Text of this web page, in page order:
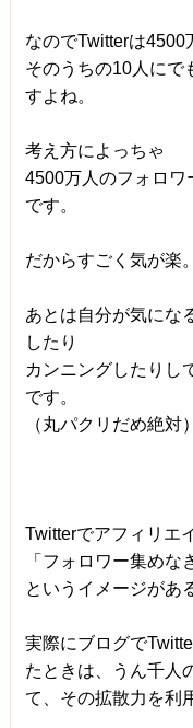
なのでTwitterは4500
そのうちの10人にで
すよね。
考え方によっちゃ
4500万人のフォロワ
です。
だからすごく気が楽。
あとは自分が気にな
したり
カンニングしたりし
です。
（丸パクリだめ絶対）
Twitterでアフィリエ
「フォロワー集めな
というイメージがあ
実際にブログで
たときは、うん千人
て、その拡散力を利